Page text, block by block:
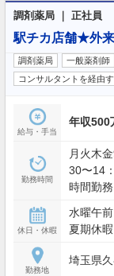
調剤薬局 ｜ 正社員
駅チカ店舗★外
調剤薬局 一般薬剤師
コンサルタントを経由
給与・手当
年収500
勤務時間
月火木
30〜14：00 上記営業時間のうち、
時間勤務
休日・休暇
水曜午前・土
夏期休
勤務地
埼玉県